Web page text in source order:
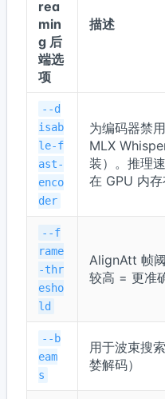
rea
min
g 后
端选
项
描述
--d
isab
le-f
ast-
enco
der
为编码器禁
MLX
装）。推理
在 GPU 内
--f
rame
-thr
esho
ld
AlignAtt 帧
较高 = 更准
--b
eam
s
用于波束搜
婪解码）